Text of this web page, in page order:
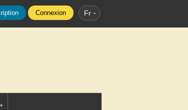
Connexion Fr
+